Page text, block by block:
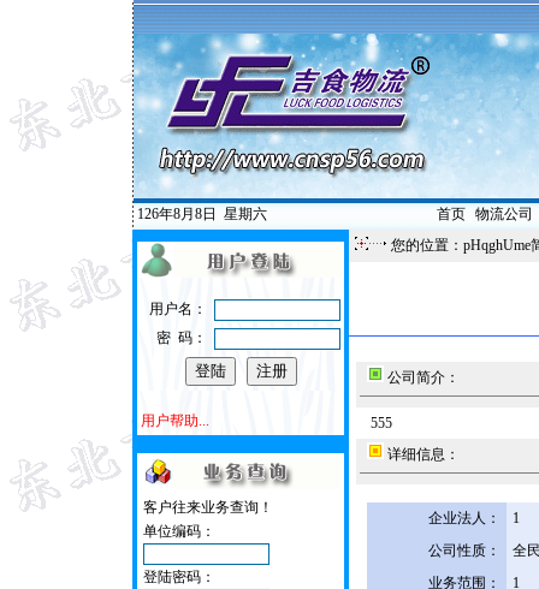
126年8月8日 星期六 首页| 物流公司
用户名：
密 码：
用户帮助...
客户往来业务查询！
单位编码：
登陆密码：
您的位置：pHqghUme
公司简介：
555
详细信息：
企业法人：
1
公司性质：
全
业务范围：
1